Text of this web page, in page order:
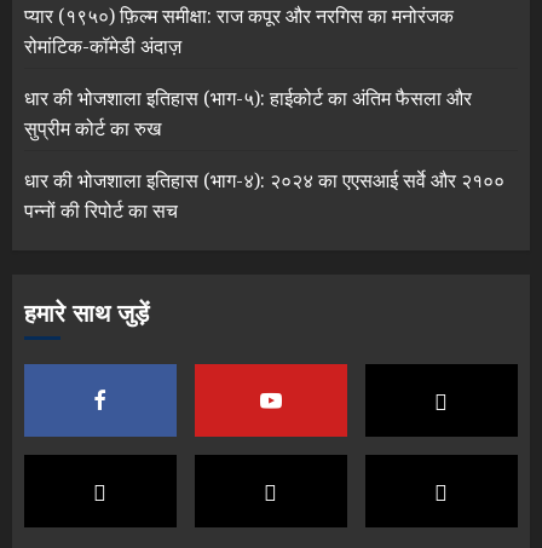
प्यार (१९५०) फ़िल्म समीक्षा: राज कपूर और नरगिस का मनोरंजक
रोमांटिक-कॉमेडी अंदाज़
धार की भोजशाला इतिहास (भाग-५): हाईकोर्ट का अंतिम फैसला और
सुप्रीम कोर्ट का रुख
धार की भोजशाला इतिहास (भाग-४): २०२४ का एएसआई सर्वे और २१००
पन्नों की रिपोर्ट का सच
हमारे साथ जुड़ें